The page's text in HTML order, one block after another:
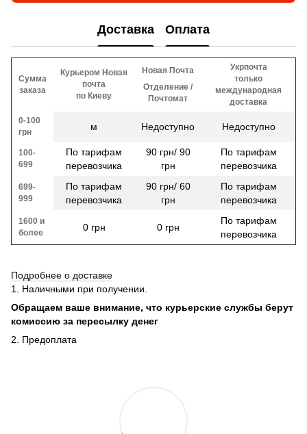
Доставка Оплата
Сумма
заказа
Курьером Новая
почта
по Киеву
Новая Почта
Отделение /
Почтомат
Укрпочта
только
международная
доставка
0-100
грн
м Недоступно Недоступно
100-
699
По тарифам
перевозчика
90 грн/ 90
грн
По тарифам
перевозчика
699-
999
По тарифам
перевозчика
90 грн/ 60
грн
По тарифам
перевозчика
1600 и
более
0 грн 0 грн
По тарифам
перевозчика
Подробнее о доставке
1. Наличными при получении.
Обращаем ваше внимание, что курьерские службы берут
комиссию за пересылку денег
2. Предоплата